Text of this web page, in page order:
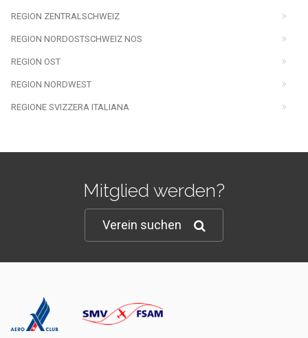
REGION ZENTRALSCHWEIZ
REGION NORDOSTSCHWEIZ NOS
REGION OST
REGION NORDWEST
REGIONE SVIZZERA ITALIANA
Mitglied werden?
Verein suchen